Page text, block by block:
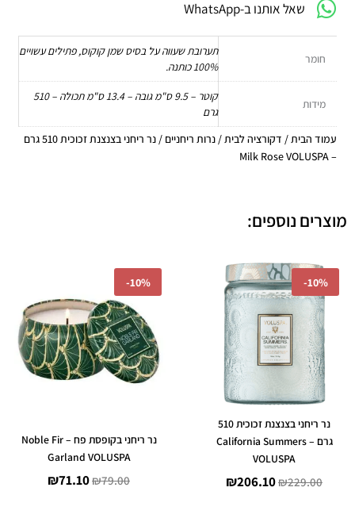
עמוד הבית/ דקורציה לבית/ נרות ריחניים
/ נר ריחני בצנצנת זכוכית‏ 510 גרם
– Milk Rose VOLUSPA
שאל אותנו ב-WhatsApp
חומר
תערובת שעווה על בסיס שמן קוקוס, פתילים עשויים
100% כותנה.
מידות
קוטר – 9.5 ס"מ גובה – 13.4 ס"מ תכולה – 510
גרם
מוצרים נוספים:
10%
-
נר ריחני בצנצנת זכוכית 510
גרם – California Summers
VOLUSPA
₪229.00
המחיר
המקורי
היה:
₪229.00.
₪206.10
המחיר
הנוכחי
הוא:
₪206.10.
10%
-
נר ריחני בקופסת פח – Noble Fir
Garland VOLUSPA
₪79.00
היה:
₪79.00.
₪71.10
הוא:
₪71.10.